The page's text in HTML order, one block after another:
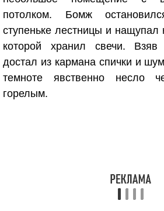
потолком. Бомж
ступеньке лестницы и
которой хранил свечи. Взяв
достал из кармана спички и
темноте явственно несло
горелым.